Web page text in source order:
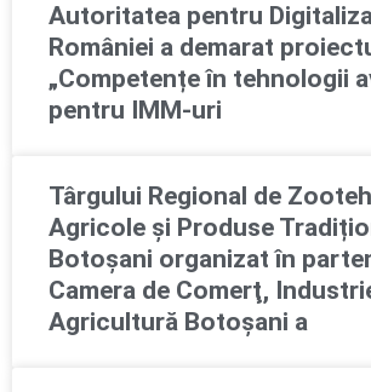
Autoritatea pentru
României a demarat
„Competențe în tehnologii
pentru IMM-uri
Târgului Regional de
Agricole și Produse
Botoșani organizat în
Camera de Comerţ,
Agricultură Botoşani a